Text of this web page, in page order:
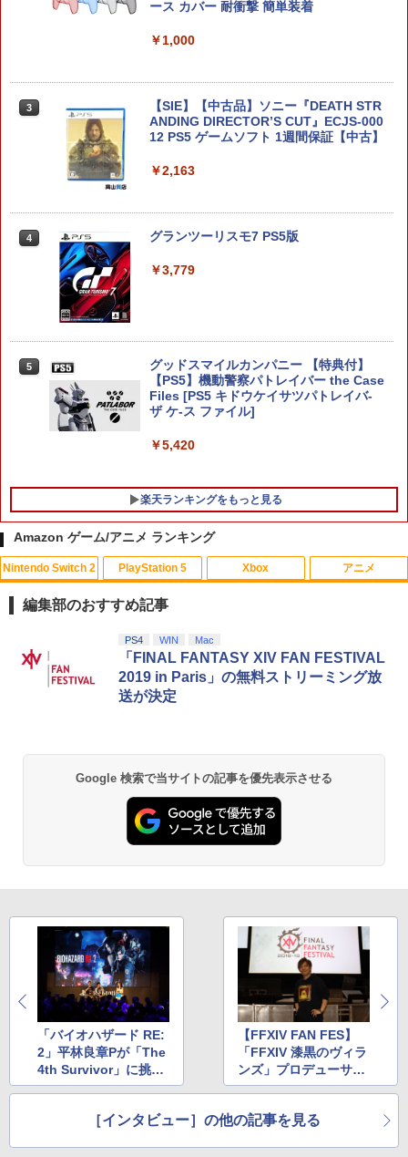
スプラトゥーン レイダース ワイヤレス
h 2 おすすめ Switch スイッチ コントロ
￥8,980
￥9,801
ース カバー 耐衝撃 簡単装着
￥1,000
3
【SIE】【中古品】ソニー『DEATH STR
ANDING DIRECTOR’S CUT』ECJS-000
12 PS5 ゲームソフト 1週間保証【中古】
￥2,163
4 グランツーリスモ7 PS5版
￥3,779
5
グッドスマイルカンパニー 【特典付】
【PS5】機動警察パトレイバー the Case
Files [PS5 キドウケイサツパトレイバ-
ザ ケ-ス ファイル]
￥5,420
楽天ランキングをもっと見る
1
【中古】メタルギア ソリッド ピースウ
ォーカー - PSP
型外郵便対応】 * LAILE レイル
応 スイッチ スイッチツー 名入れ かわい
ト ケーブル 収納可能 ポーチ クリスマス
ギフト クリスマス プレゼント 送料無料
【中古】トワイライトシンドローム再会
￥2,695
1
かぐや様は告らせたい 大人への階段（完
全生産限定版）【Blu-ray】 [ 赤坂アカ ]
￥7,293
新劇場版銀魂 -吉原大炎上ー (完全生産限
トリツカレ男 豪華版【Blu-ray】 [ いし
￥7,822
ヒプノシスマイク -Division Rap Battle-
11th LIVE ≪Final D.R.B≫[Blu-ray] Fli
ng Posse & 麻天狼 / ヒプノシスマイク -
Amazon ゲーム/アニメ ランキング
Nintendo Switch 2
スプラトゥーン レイダース|オンライン
コード版
￥5,832
スプラトゥーン レイダース -Switch2
￥55,871
ニンテンドープリペイド番号 9000円|オ
ンラインコード版
￥9,000
ニンテンドープリペイド番号 5000円|オ
ンラインコード版
PlayStation 5
PlayStation 5 デジタル・エディション
日本語専用 Console Language: Japan
ese only (CFI-2200B01)
￥55,000
Beast of Reincarnation -PS5 【特典】
プロダクトコード 封入
￥7,286
J) PlayStation 5
￥11,849
【純正品】DualSense ワイヤレスコン
トローラー ミッドナイト ブラック(CFI-
ZCT2J01)
￥10,737
5
【純正品】DualSense ワイヤレスコン
Xbox
【純正品】Xbox ワイヤレス コントロー
ラー + USB-C® ケーブル
￥8,300
2
【純正品】Xbox ワイヤレス コントロー
ラー (ロボット ホワイト)
￥7,681
【純正品】Xbox 充電式バッテリー + US
￥2,618
【純正品】Xbox ワイヤレス コントロー
ラー (カーボンブラック)
￥8,020
【純正品】Xbox Elite ワイヤレス コン
トローラー Series 2 Core Edition (ホワ
イト)
アニメ
【Amazon.co.jp限定】劇場版モノノ怪
第三章 蛇神 (Amazon.co.jp限定オリジ
ナル三方背収納ケース付きコレクション)
(オリジナル特典:オリジナル巾着＋メー
カー特典:【坤と離】二振りの剣、十翼よ
劇場版「鬼滅の刃」無限城編 第一章 猗
窩座再来 通常版 [Blu-ray]
劇場版「鬼滅の刃」無限城編 第一章 猗
窩座再来 通常版 [DVD]
￥3,523
4
劇場版「鬼滅の刃」無限城編 第一章 猗
編集部のおすすめ記事
PS4 WIN Mac
「FINAL FANTASY XIV FAN FESTIVAL
2019 in Paris」の無料ストリーミング放
送が決定
Google 検索で当サイトの記事を優先表示させる
「バイオハザード RE:
2」平林良章Pが「The
4th Survivor」に挑
む！
【FFXIV FAN FES】
「FFXIV 漆黒のヴィラ
ンズ」プロデューサー
吉田直樹氏インタビュ
［インタビュー］の他の記事を見る